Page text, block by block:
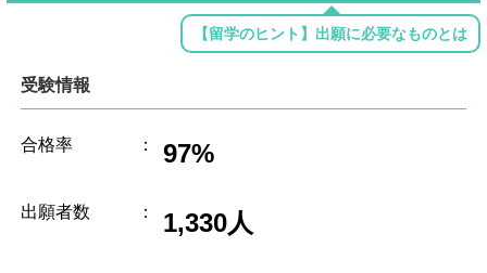
【留学のヒント】出願に必要なものとは
受験情報
合格率 ： 97%
出願者数 ： 1,330人